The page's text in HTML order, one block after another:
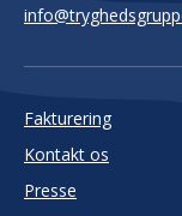
Fakturering
Kontakt os
Presse